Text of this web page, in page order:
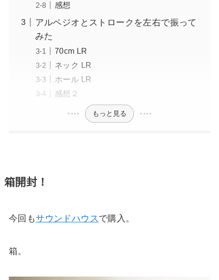
感想
アルペジオとストロークを左右で振って
みた
70cm LR
ネック LR
ホール LR
感想２
もっと見る
箱開封！
今回もサウンドハウス で購入。
箱。